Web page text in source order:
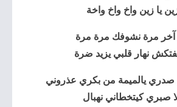
يا زين واخ واخ واخة
آخر مرة نشوفك مرة مرة
نهار قلبي يزيد ضرة
صدري يالميمة من بكري عذروني
صبري كيتخطاني نهبال